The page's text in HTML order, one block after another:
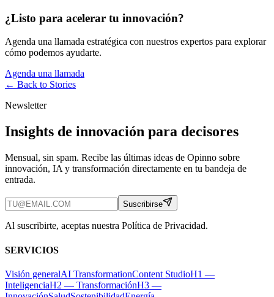
¿Listo para acelerar tu innovación?
Agenda una llamada estratégica con nuestros expertos para explorar
cómo podemos ayudarte.
Agenda una llamada
← Back to Stories
Newsletter
Insights de innovación para decisores
Mensual, sin spam. Recibe las últimas ideas de Opinno sobre
innovación, IA y transformación directamente en tu bandeja de
entrada.
Suscribirse
Al suscribirte, aceptas nuestra Política de Privacidad.
SERVICIOS
Visión generalAI TransformationContent StudioH1 —
InteligenciaH2 — TransformaciónH3 —